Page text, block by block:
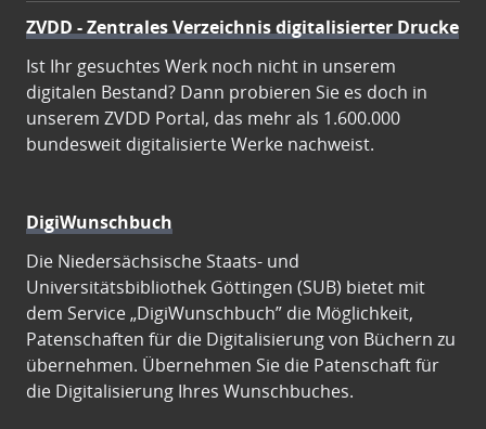
ZVDD - Zentrales Verzeichnis digitalisierter Drucke
Ist Ihr gesuchtes Werk noch nicht in unserem
digitalen Bestand? Dann probieren Sie es doch in
unserem ZVDD Portal, das mehr als 1.600.000
bundesweit digitalisierte Werke nachweist.
DigiWunschbuch
Die Niedersächsische Staats- und
Universitätsbibliothek Göttingen (SUB) bietet mit
dem Service „DigiWunschbuch” die Möglichkeit,
Patenschaften für die Digitalisierung von Büchern zu
übernehmen. Übernehmen Sie die Patenschaft für
die Digitalisierung Ihres Wunschbuches.